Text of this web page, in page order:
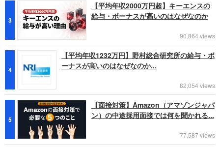
3
【平均年収2000万円超】キーエンスの
給与・ボーナスが高いのはなぜなのか
90,864 views
4
【平均年収1232万円】野村総合研究所の給与・ボ
ーナスが高いのはなぜなのか...
82,054 views
5
【面接対策】Amazon（アマゾンジャパ
ン）の中途採用面接では何を聞かれる...
77,587 views